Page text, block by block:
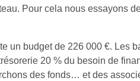
Pour cela nous essayons
un budget de 226 000 €. Les
20 % du besoin de
des fonds… et des